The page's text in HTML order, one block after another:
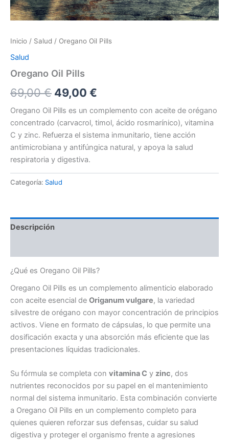
Inicio / Salud / Oregano Oil Pills
Salud
Oregano Oil Pills
69,00€ El
precio
original
era:
69,00 €.
49,00 €
precio
actual
es:
Oregano Oil Pills es un complemento con aceite de orégano
concentrado (carvacrol, timol, ácido rosmarínico), vitamina
C y zinc. Refuerza el sistema inmunitario, tiene acción
antimicrobiana y antifúngica natural, y apoya la salud
respiratoria y digestiva.
Categoría: Salud
Descripción
¿Qué es Oregano Oil Pills?
Oregano Oil Pills es un complemento alimenticio elaborado
con aceite esencial de Origanum vulgare, la variedad
silvestre de orégano con mayor concentración de principios
activos. Viene en formato de cápsulas, lo que permite una
dosificación exacta y una absorción más eficiente que las
presentaciones líquidas tradicionales.
Su fórmula se completa con vitamina C y zinc, dos
nutrientes reconocidos por su papel en el mantenimiento
normal del sistema inmunitario. Esta combinación convierte
a Oregano Oil Pills en un complemento completo para
quienes quieren reforzar sus defensas, cuidar su salud
digestiva y proteger el organismo frente a agresiones